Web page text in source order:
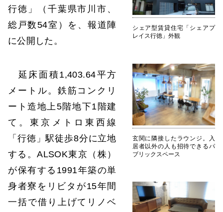
シェア型賃貸住宅「シェアプ
レイス行徳」外観
玄関に隣接したラウンジ。入
居者以外の人も招待できるパ
ブリックスペース
行徳」（千葉県市川市、
総戸数54室）を、報道陣
に公開した。
延床面積1,403.64平方
メートル。鉄筋コンクリ
ート造地上5階地下1階建
て。東京メトロ東西線
「行徳」駅徒歩8分に立地
する。ALSOK東京（株）
が保有する1991年築の単
身者寮をリビタが15年間
一括で借り上げてリノベ